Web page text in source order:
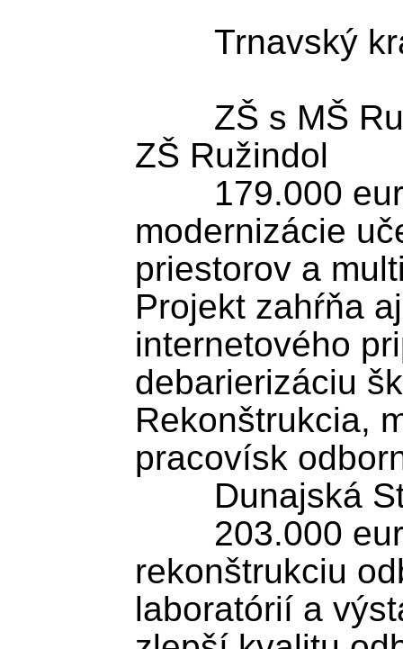
ZŠ Ružindol
modernizácie
priestorov a
Projekt zahŕňa
internetového
debarierizáciu
Rekonštrukcia,
pracovísk
rekonštrukciu
laboratórií a